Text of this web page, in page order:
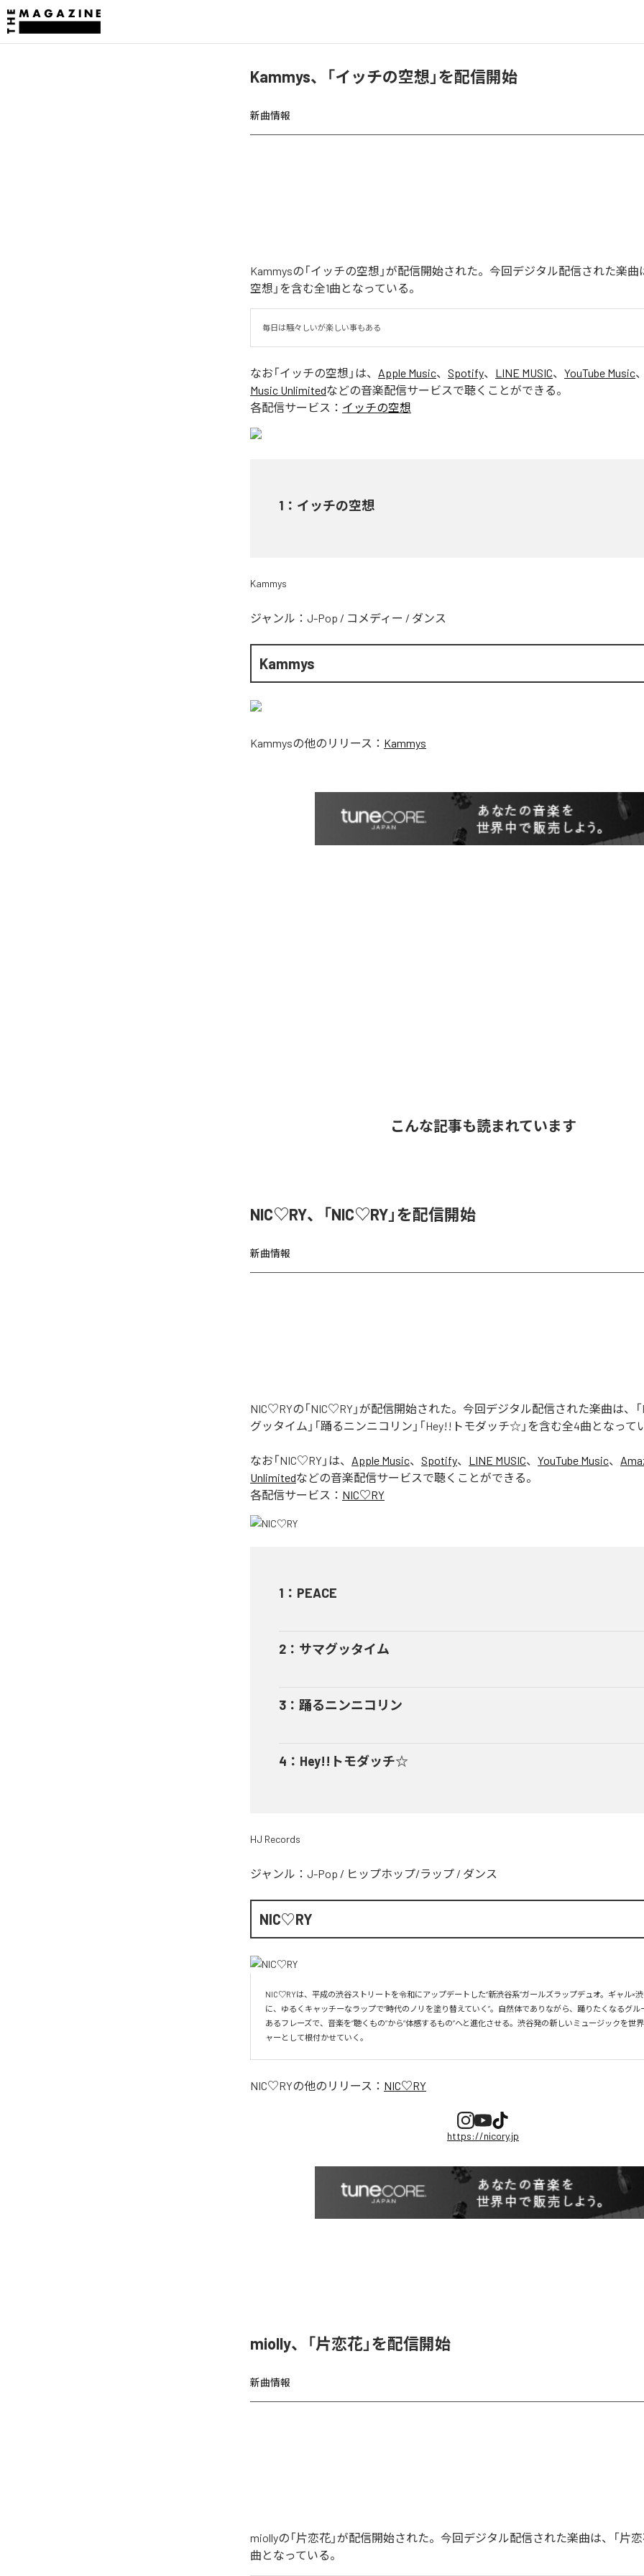
Kammys、「イッチの空想」を配信開始
新曲情報
Kammysの「イッチの空想」が配信開始された。今回デジタル配信された楽曲
空想」を含む全1曲となっている。
毎日は騒々しいが楽しい事もある
なお「イッチの空想 」は、 Apple Music、 Spotify、 LINE MUSIC、 YouTube Music、
Music Unlimitedなどの音楽配信サービスで聴くことができる。
各配信サービス： イッチの空想
1 ： イッチの空想
Kammys
ジャンル： J-Pop / コメディー / ダンス
Kammys
Kammysの他のリリース： Kammys
こんな記事も読まれています
NIC♡RY、「NIC♡RY」を配信開始
新曲情報
NIC♡RYの「NIC♡RY」が配信開始された。今回デジタル配信された楽曲は、「
グッタイム」「踊るニンニコリン」「Hey!!トモダッチ☆」を含む全4曲となって
なお「NIC♡RY 」は、 Apple Music、 Spotify、 LINE MUSIC、 YouTube Music、
Unlimitedなどの音楽配信サービスで聴くことができる。
各配信サービス： NIC♡RY
1 ： PEACE
2 ： サマグッタイム
3 ： 踊るニンニコリン
4 ： Hey!!トモダッチ☆
HJ Records
ジャンル： J-Pop / ヒップホップ/ラップ / ダンス
NIC♡RY
NIC♡RYは、平成の渋谷ストリートを令和にアップデートした“新渋谷系”ガールズラップデュオ。ギャル×
に、ゆるくキャッチーなラップで“時代のノリを塗り替えていく”。自然体でありながら、踊りたくなるグル
あるフレーズで、音楽を“聴くもの”から“体感するもの”へと進化させる。渋谷発の新しいミュージックを世
ャーとして根付かせていく。
NIC♡RYの他のリリース： NIC♡RY
https://nicory.jp
miolly、「片恋花」を配信開始
新曲情報
miollyの「片恋花」が配信開始された。今回デジタル配信された楽曲は、「片恋
曲となっている。